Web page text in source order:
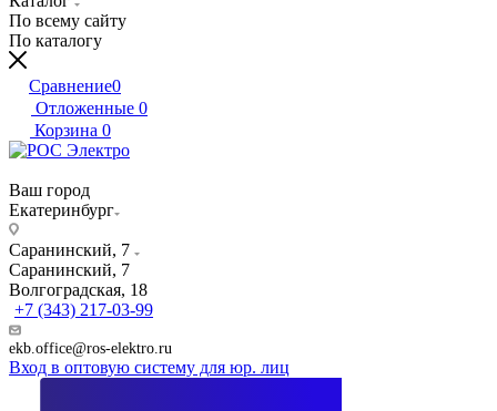
По всему сайту
По каталогу
Сравнение0
Отложенные 0
Корзина 0
Ваш город
Екатеринбург
Саранинский, 7
Саранинский, 7
Волгоградская, 18
+7 (343) 217-03-99
ekb.office@ros-elektro.ru
Вход в оптовую систему для юр. лиц